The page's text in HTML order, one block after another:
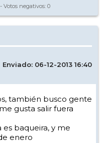
- Votos negativos: 0
Enviado: 06-12-2013 16:40
también busco gente
gusta salir fuera
baqueira, y me
enero